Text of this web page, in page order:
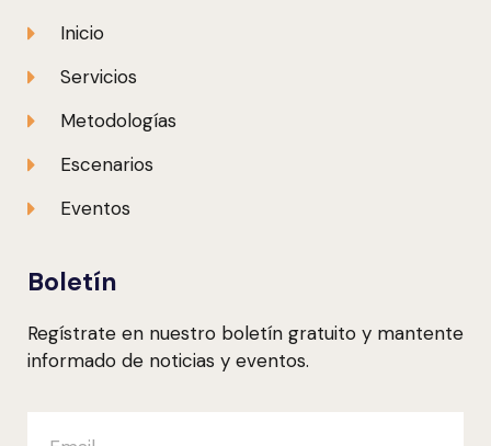
Inicio
Servicios
Metodologías
Escenarios
Eventos
Boletín
Regístrate en nuestro boletín gratuito y mantente
informado de noticias y eventos.